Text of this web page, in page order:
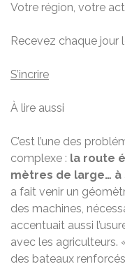
Votre région, votre
Recevez chaque
S’incrire
À lire aussi
C’est l’une des
complexe : la route
mètres de large… à
a fait venir un
des machines,
accentuait aussi
avec les agriculteurs.
des bateaux